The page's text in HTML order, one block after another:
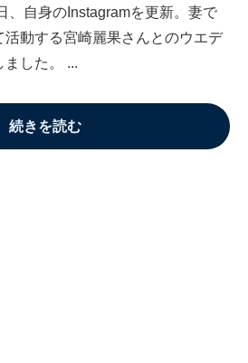
、自身のInstagramを更新。妻で
活動する宮崎麗果さんとのウエデ
ました。 ...
続きを読む